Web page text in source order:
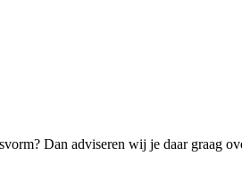
Dan adviseren wij je daar graag